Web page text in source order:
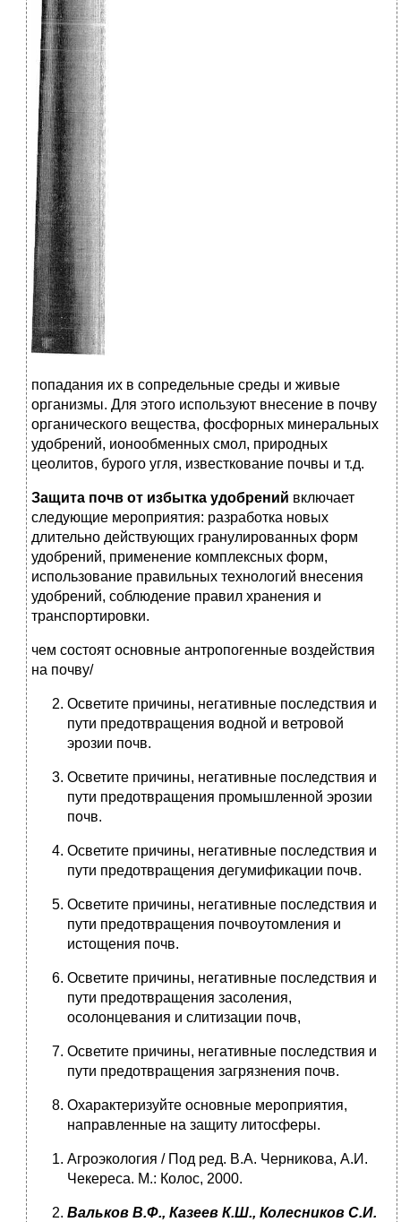
попадания их в сопредельные среды и живые
организмы. Для этого используют внесение в почву
органического вещества, фосфорных минеральных
удобрений, ионообменных смол, природных
цеолитов, бурого угля, известкование почвы и т.д.
Защита почв от избытка удобрений включает
следующие ме­роприятия: разработка новых
длительно действующих грану­лированных форм
удобрений, применение комплексных форм,
использование правильных технологий внесения
удобрений, соблюдение правил хранения и
транспортировки.
чем состоят основные антропогенные воздействия
на почву/
Осветите причины, негативные последствия и
пути предотвраще­ния водной и ветровой
эрозии почв.
Осветите причины, негативные последствия и
пути предотвраще­ния промышленной эрозии
почв.
Осветите причины, негативные последствия и
пути предотвраще­ния дегумификации почв.
Осветите причины, негативные последствия и
пути предотвраще­ния почвоутомления и
истощения почв.
Осветите причины, негативные последствия и
пути предотвраще­ния засоления,
осолонцевания и слитизации почв,
Осветите причины, негативные последствия и
пути предотвраще­ния загрязнения почв.
Охарактеризуйте основные мероприятия,
направленные на защи­ту литосферы.
Агроэкология / Под ред. В.А. Черникова, А.И.
Чекереса. М.: Ко­лос, 2000.
Вальков В.Ф., Казеев К.Ш., Колесников С.И.